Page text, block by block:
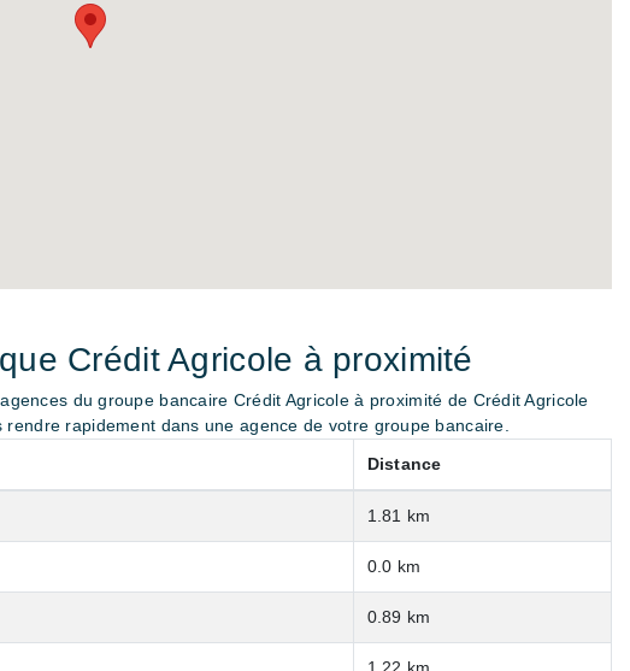
Crédit Agricole à proximité
du groupe bancaire Crédit Agricole à proximité de Crédit Agricole
rapidement dans une agence de votre groupe bancaire.
Distance
1.81 km
0.0 km
0.89 km
1.22 km